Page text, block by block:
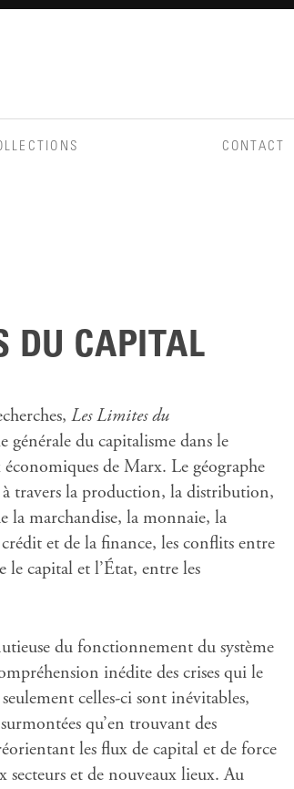
CONTACT
DU CAPITAL
Les Limites du
générale du capitalisme dans le
de Marx. Le géographe
travers la production, la distribution,
la marchandise, la monnaie, la
et de la finance, les conflits entre
le capital et l’État, entre les
du fonctionnement du système
inédite des crises qui le
celles-ci sont inévitables,
qu’en trouvant des
les flux de capital et de force
secteurs et de nouveaux lieux. Au